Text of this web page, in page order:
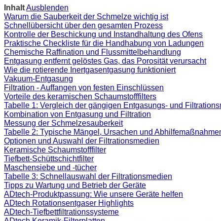
InhaltAusblenden
Warum die Sauberkeit der Schmelze wichtig ist
Schnellübersicht über den gesamten Prozess
Kontrolle der Beschickung und Instandhaltung des Ofens
Praktische Checkliste für die Handhabung von Ladungen
Chemische Raffination und Flussmittelbehandlung
Entgasung entfernt gelöstes Gas, das Porosität verursacht
Wie die rotierende Inertgasentgasung funktioniert
Vakuum-Entgasung
Filtration - Auffangen von festen Einschlüssen
Vorteile des keramischen Schaumstofffilters
Tabelle 1: Vergleich der gängigen Entgasungs- und
Kombination von Entgasung und Filtration
Messung der Schmelzesauberkeit
Tabelle 2: Typische Mängel, Ursachen und
Optionen und Auswahl der Filtrationsmedien
Keramische Schaumstofffilter
Tiefbett-Schüttschichtfilter
Maschensiebe und -tücher
Tabelle 3: Schnellauswahl der Filtrationsmedien
Tipps zu Wartung und Betrieb der Geräte
ADtech-Produktpassung: Wie unsere Geräte helfen
ADtech Rotationsentgaser Highlights
ADtech-Tiefbettfiltrationssysteme